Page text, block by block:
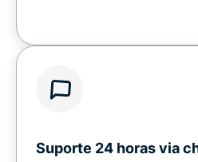
Suporte 24 horas via